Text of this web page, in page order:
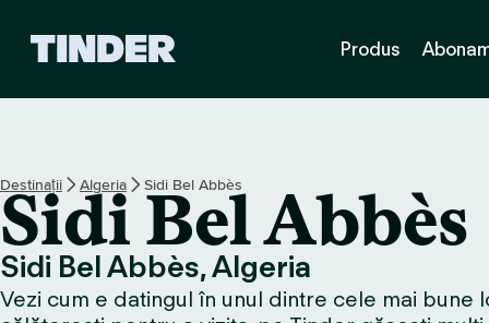
i
n
d
r
Produs
Destinații Algeria Sidi Bel Abbès
Sidi Bel Abbès
Sidi Bel Abbès, Algeria
Vezi cum e datingul în unul dintre cele mai bune